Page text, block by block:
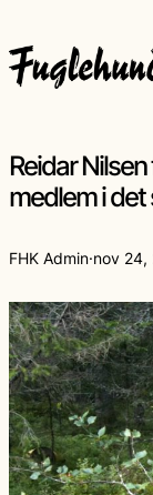
Reidar
medlem i
FHK Admin·nov 24,